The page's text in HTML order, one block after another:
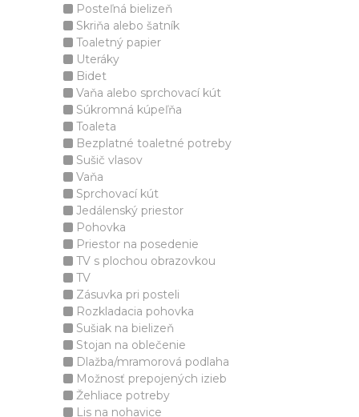
Posteľná bielizeň
Skriňa alebo šatník
Toaletný papier
Uteráky
Bidet
Vaňa alebo sprchovací kút
Súkromná kúpeľňa
Toaleta
Bezplatné toaletné potreby
Sušič vlasov
Vaňa
Sprchovací kút
Jedálenský priestor
Pohovka
Priestor na posedenie
TV s plochou obrazovkou
TV
Zásuvka pri posteli
Rozkladacia pohovka
Sušiak na bielizeň
Stojan na oblečenie
Dlažba/mramorová podlaha
Možnosť prepojených izieb
Žehliace potreby
Lis na nohavice